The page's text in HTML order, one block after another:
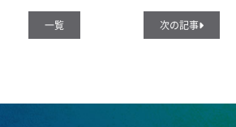
一覧 次の記事